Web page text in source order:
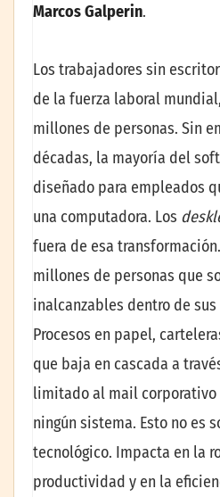
Marcos Galperin.
Los trabajadores sin
de la fuerza laboral
millones de personas. Sin
décadas, la mayoría del
diseñado para empleados
una computadora. Los
fuera de esa
millones de personas que
inalcanzables dentro de
Procesos en papel,
que baja en cascada a
limitado al mail corporativo
ningún sistema. Esto no es
tecnológico. Impacta en la
productividad y en la